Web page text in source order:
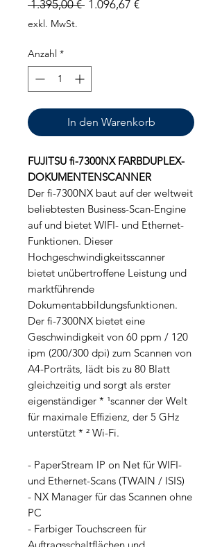
1.395,00 € Standardpreis
1.096,67 €Sale-
exkl. MwSt.
Anzahl *
In den Warenkorb
FUJITSU fi-7300NX FARBDUPLEX-
DOKUMENTENSCANNER
Der fi-7300NX baut auf der weltweit
beliebtesten Business-Scan-Engine
auf und bietet WIFI- und Ethernet-
Funktionen. Dieser
Hochgeschwindigkeitsscanner
bietet unübertroffene Leistung und
marktführende
Dokumentabbildungsfunktionen.
Der fi-7300NX bietet eine
Geschwindigkeit von 60 ppm / 120
ipm (200/300 dpi) zum Scannen von
A4-Porträts, lädt bis zu 80 Blatt
gleichzeitig und sorgt als erster
eigenständiger * ¹scanner der Welt
für maximale Effizienz, der 5 GHz
unterstützt * ² Wi-Fi.
- PaperStream IP on Net für WIFI-
und Ethernet-Scans (TWAIN / ISIS)
- NX Manager für das Scannen ohne
PC
- Farbiger Touchscreen für